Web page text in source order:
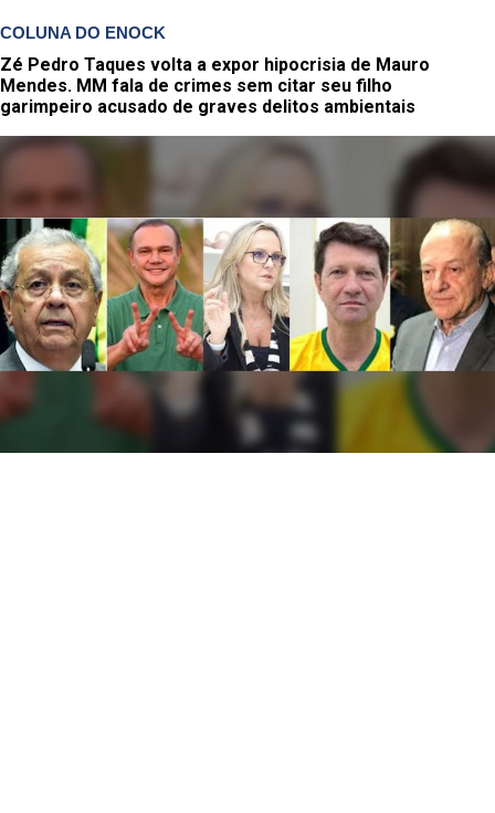
COLUNA DO ENOCK
Zé Pedro Taques volta a expor hipocrisia de Mauro
Mendes. MM fala de crimes sem citar seu filho
garimpeiro acusado de graves delitos ambientais